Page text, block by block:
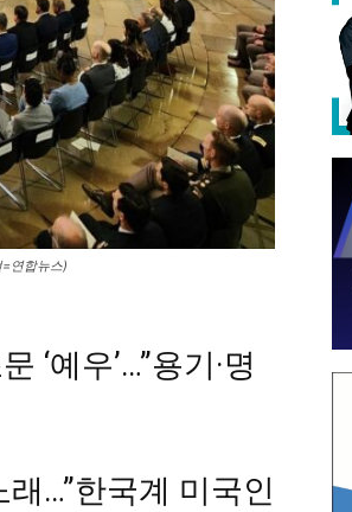
연합뉴스)
‘예우’…”용기·명
…”한국계 미국인